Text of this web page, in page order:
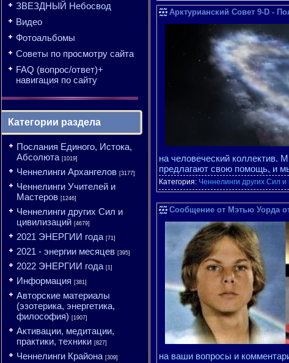
ЗВЕЗДНЫЙ Небосвод
Видео
Фотоальбомы
Советы по просмотру сайта
FAQ (вопрос/ответ)+
навигация по сайту
Категории раздела
Послания Единого, Истока,
Абсолюта [1019]
Ченнелинги Архангелов [3177]
Ченнелинги Учителей и
Мастеров [1246]
Ченнелинги других Сил и
цивилизаций [4679]
2021 ЭНЕРГИИ года [71]
2021 - энергии месяцев [395]
2022 ЭНЕРГИИ года [1]
Информация [381]
Авторские материалы
(эзотерика, энергетика,
философия) [1907]
Активации, медитации,
практики, техники [827]
Ченнелинги Крайона [309]
Арктурианский Совет 9-D -
на человеческий коллектив.
предлагают свою помощь, и
Категория: Ченнелинги других Сил
Сообщение от Мэтью Уорда
на ваши вопросы и